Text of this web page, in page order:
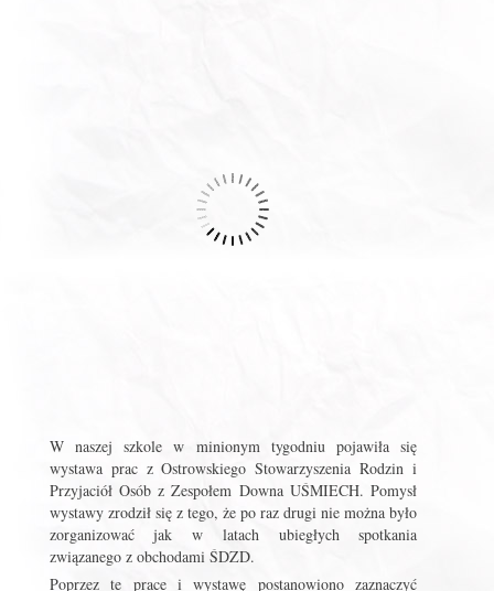
W naszej szkole w minionym tygodniu pojawiła się
wystawa prac z Ostrowskiego Stowarzyszenia Rodzin i
Przyjaciół Osób z Zespołem Downa UŚMIECH. Pomysł
wystawy zrodził się z tego, że po raz drugi nie można było
zorganizować jak w latach ubiegłych spotkania
związanego z obchodami ŚDZD.
Poprzez te prace i wystawę postanowiono zaznaczyć